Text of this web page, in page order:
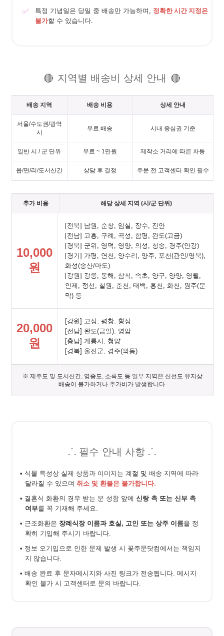
✅ 특정 기념일은 당일 중 배송만 가능하며, 정확한 시간 지정은
불가할 수 있습니다.
🔴 지역별 배송비 상세 안내 🔴
배송 지역 배송 비용 상세 안내
서울/수도권/광역
시
무료 배송 시내 중심권 기준
일반 시 / 군 단위 무료 ~ 1만원 제작소 거리에 따른 차등
읍/면/리/도서산간 상담 후 결정 주문 전 고객센터 확인 필수
추가 비용 해당 상세 지역 (시/군 단위)
10,000
원
[전북] 남원, 순창, 임실, 장수, 진안
[전남] 고흥, 구례, 곡성, 함평, 완도(고금)
[경북] 군위, 영덕, 영양, 의성, 청송, 경주(안강)
[경기] 가평, 연천, 양수리, 양주, 포천(관인/영북),
화성(송산/마도)
[강원] 강릉, 동해, 삼척, 속초, 양구, 양양, 영월,
인제, 정선, 철원, 춘천, 태백, 홍천, 화천, 원주(문
막) 등
20,000
원
[강원] 고성, 평창, 횡성
[전남] 완도(금일), 영암
[충남] 계룡시, 청양
[경북] 울진군, 경주(외동)
※ 제주도 및 도서산간, 영종도, 소록도 등 일부 지역은 신선도 유지상
배송이 불가하거나 추가비가 발생합니다.
⸫ 필수 안내 사항 ⸫
• 식물 특성상 실제 상품과 이미지는 계절 및 배송 지역에 따라
달라질 수 있으며 취소 및 환불은 불가합니다.
• 결혼식 화환의 경우 받는 분 성함 앞에 신랑 측 또는 신부 측
여부를 꼭 기재해 주세요.
• 근조화환은 장례식장 이름과 호실, 고인 또는 상주 이름을 정
확히 기입해 주시기 바랍니다.
• 정보 오기입으로 인한 문제 발생 시 꽃주문닷컴에서는 책임지
지 않습니다.
• 배송 완료 후 문자메시지와 사진 링크가 전송됩니다. 메시지
확인 불가 시 고객센터로 문의 바랍니다.